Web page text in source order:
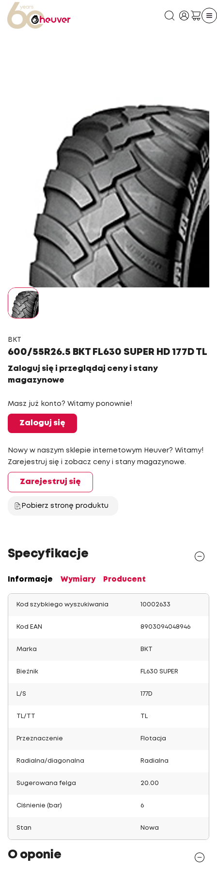
BKT
600/55R26.5 BKT FL630 SUPER HD 177D TL
Zaloguj się i przeglądaj ceny i stany
magazynowe
Masz już konto? Witamy ponownie!
Zaloguj się
Nowy w naszym sklepie internetowym Heuver? Witamy!
Zarejestruj się i zobacz ceny i stany magazynowe.
Zarejestruj się
Pobierz stronę produktu
Specyfikacje
Informacje Wymiary Producent
Kod szybkiego wyszukiwania 10002633
Kod EAN 8903094048946
Marka BKT
Bieżnik FL630 SUPER
L/S 177D
TL/TT
Przeznaczenie Flotacja
Radialna/diagonalna Radialna
Sugerowana felga 20.00
Ciśnienie (bar) 6
Stan Nowa
O oponie